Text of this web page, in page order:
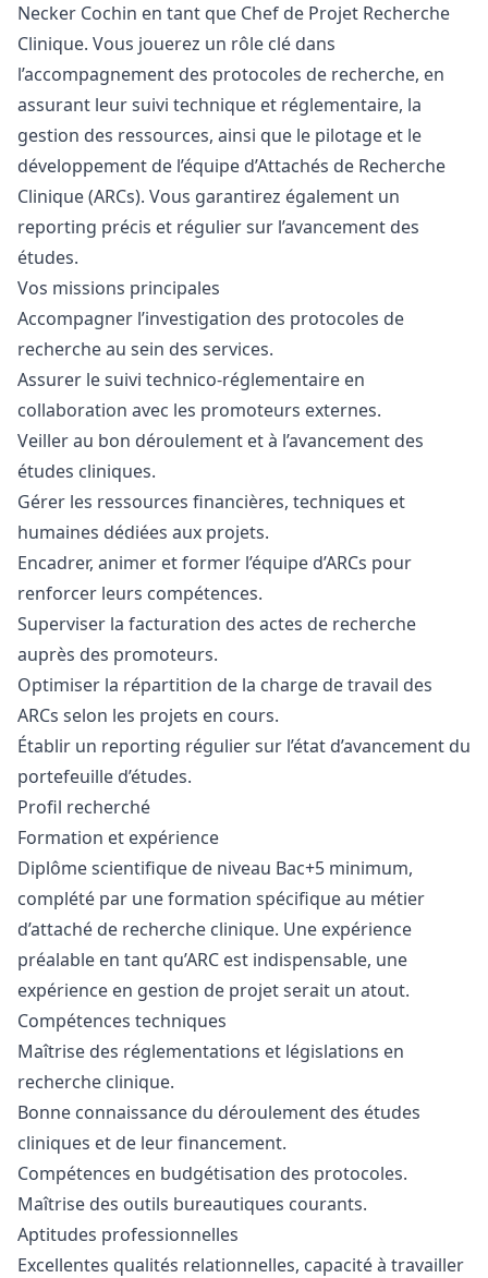
Necker Cochin en tant que Chef de Projet Recherche
Clinique. Vous jouerez un rôle clé dans
l’accompagnement des protocoles de recherche, en
assurant leur suivi technique et réglementaire, la
gestion des ressources, ainsi que le pilotage et le
développement de l’équipe d’Attachés de Recherche
Clinique (ARCs). Vous garantirez également un
reporting précis et régulier sur l’avancement des
études.
Vos missions principales
Accompagner l’investigation des protocoles de
recherche au sein des services.
Assurer le suivi technico-réglementaire en
collaboration avec les promoteurs externes.
Veiller au bon déroulement et à l’avancement des
études cliniques.
Gérer les ressources financières, techniques et
humaines dédiées aux projets.
Encadrer, animer et former l’équipe d’ARCs pour
renforcer leurs compétences.
Superviser la facturation des actes de recherche
auprès des promoteurs.
Optimiser la répartition de la charge de travail des
ARCs selon les projets en cours.
Établir un reporting régulier sur l’état d’avancement du
portefeuille d’études.
Profil recherché
Formation et expérience
Diplôme scientifique de niveau Bac+5 minimum,
complété par une formation spécifique au métier
d’attaché de recherche clinique. Une expérience
préalable en tant qu’ARC est indispensable, une
expérience en gestion de projet serait un atout.
Compétences techniques
Maîtrise des réglementations et législations en
recherche clinique.
Bonne connaissance du déroulement des études
cliniques et de leur financement.
Compétences en budgétisation des protocoles.
Maîtrise des outils bureautiques courants.
Aptitudes professionnelles
Excellentes qualités relationnelles, capacité à travailler